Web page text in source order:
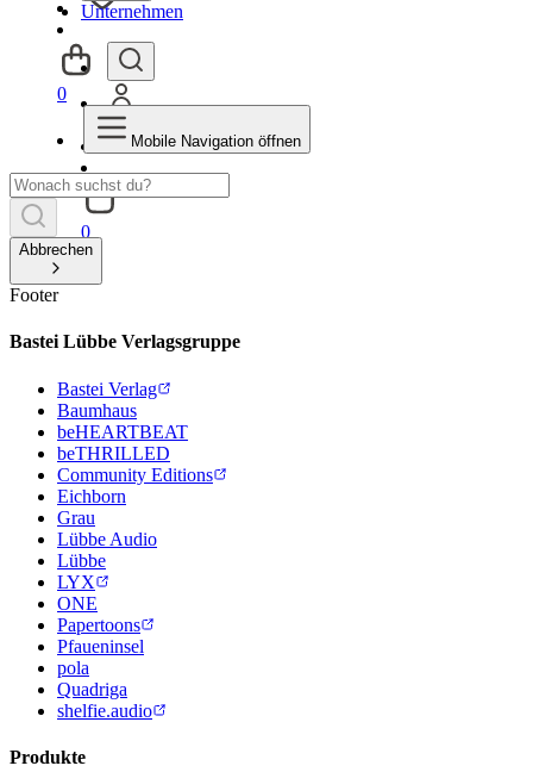
Unternehmen
0
0
Mobile Navigation öffnen
Abbrechen
Footer
Bastei Lübbe Verlagsgruppe
Bastei Verlag
Baumhaus
beHEARTBEAT
beTHRILLED
Community Editions
Eichborn
Grau
Lübbe Audio
Lübbe
LYX
ONE
Papertoons
Pfaueninsel
pola
Quadriga
shelfie.audio
Produkte